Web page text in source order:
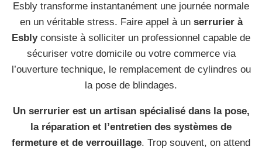
Esbly transforme instantanément une journée normale
en un véritable stress. Faire appel à un serrurier à
Esblyconsiste à solliciter un professionnel capable de
sécuriser votre domicile ou votre commerce via
l’ouverture technique, le remplacement de cylindres ou
la pose de blindages.
Un serrurier est un artisan spécialisé dans la pose,
la réparation et l’entretien des systèmes de
fermeture et de verrouillage. Trop souvent, on attend